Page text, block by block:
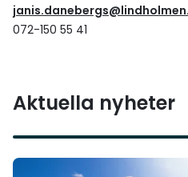
072-150 55 41
Aktuella nyheter
Läs mer